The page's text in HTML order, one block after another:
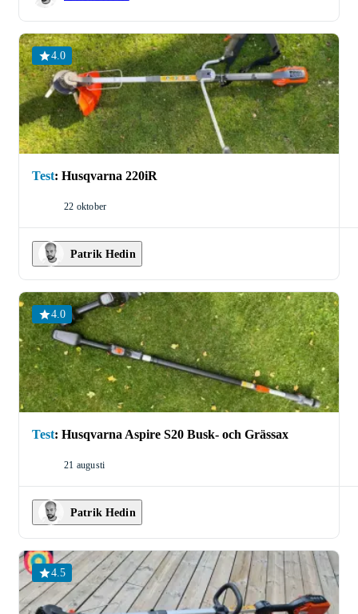
4.0
Test: Husqvarna 220iR
22 oktober
Patrik Hedin
4.0
Test: Husqvarna Aspire S20 Busk- och Grässax
21 augusti
Patrik Hedin
4.5